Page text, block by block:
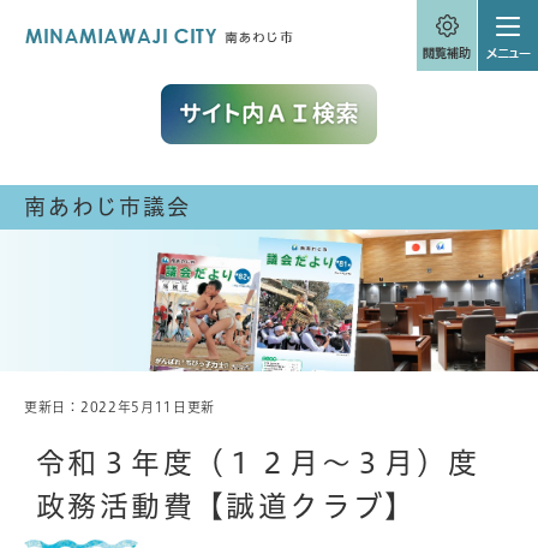
南あわじ市議会
本
更新日：2022年5月11日更新
令和３年度（１２月～３月）度
政務活動費【誠道クラブ】